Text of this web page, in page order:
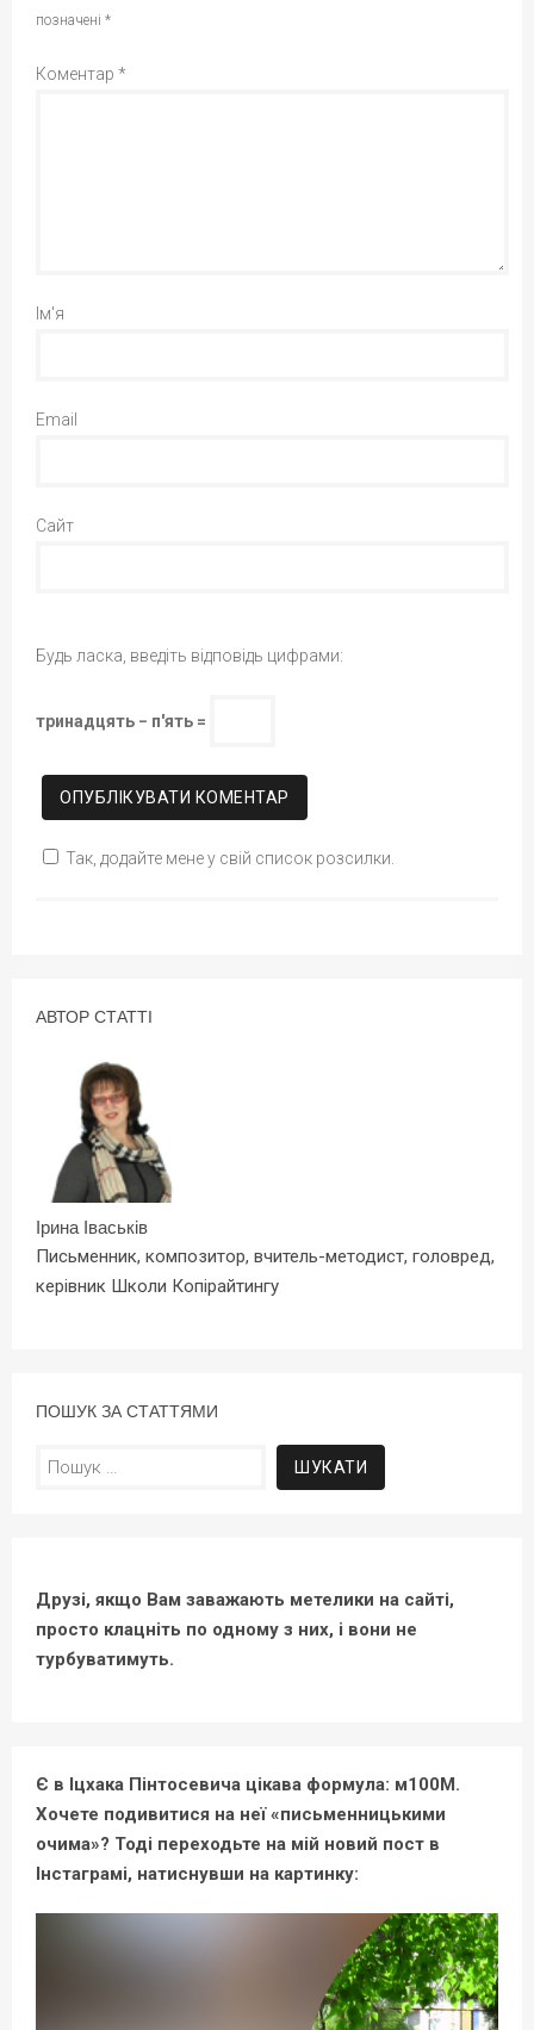
позначені *
Коментар *
Ім'я
Email
Сайт
Будь ласка, введіть відповідь цифрами:
тринадцять − п'ять =
Так, додайте мене у свій список розсилки.
АВТОР СТАТТІ
Ірина Іваськів
Письменник, композитор, вчитель-методист, головред,
керівник Школи Копірайтингу
ПОШУК ЗА СТАТТЯМИ
Пошук:
Друзі, якщо Вам заважають метелики на сайті,
просто клацніть по одному з них, і вони не
турбуватимуть.
Є в Іцхака Пінтосевича цікава формула: м100М.
Хочете подивитися на неї «письменницькими
очима»? Тоді переходьте на мій новий пост в
Інстаграмі, натиснувши на картинку: